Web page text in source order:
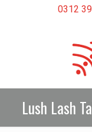
0312
Lush Lash